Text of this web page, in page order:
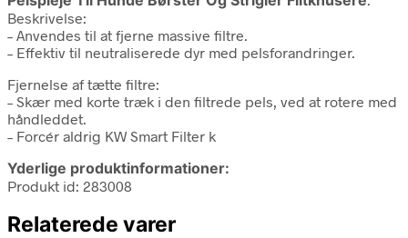
Beskrivelse:
– Anvendes til at fjerne massive filtre.
– Effektiv til neutraliserede dyr med pelsforandringer.
Fjernelse af tætte filtre:
– Skær med korte træk i den filtrede pels, ved at rotere med
håndleddet.
– Forcér aldrig KW Smart Filter k
Yderlige produktinformationer:
Produkt id: 283008
Relaterede varer